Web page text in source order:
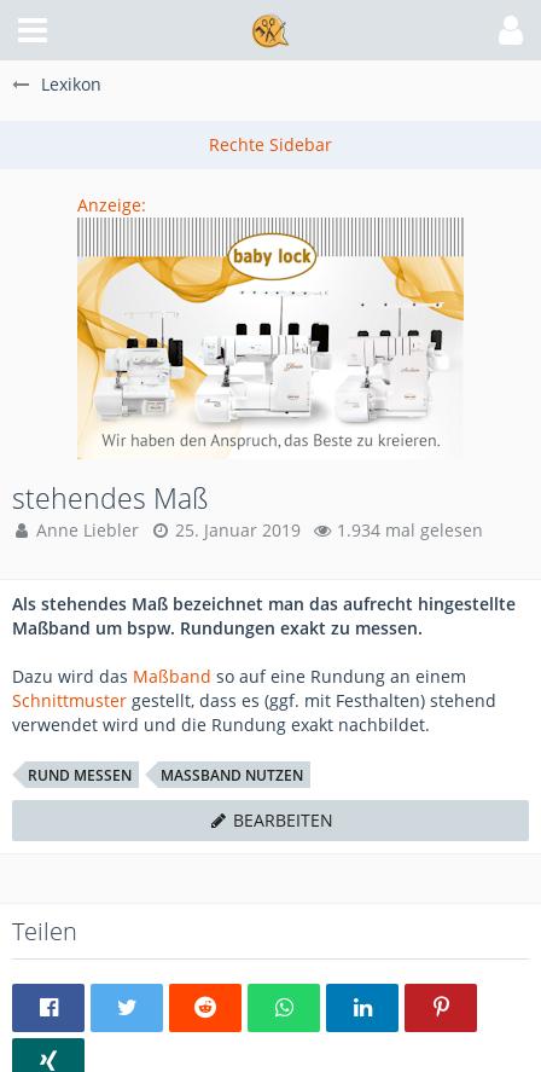
Lexikon
Anzeige:
stehendes Maß
Anne Liebler 25. Januar 2019 1.934 mal gelesen
Als stehendes Maß bezeichnet man das aufrecht hingestellte
Maßband um bspw. Rundungen exakt zu messen.
Dazu wird das Maßband so auf eine Rundung an einem
Schnittmuster gestellt, dass es (ggf. mit Festhalten) stehend
verwendet wird und die Rundung exakt nachbildet.
RUND MESSEN MASSBAND NUTZEN
BEARBEITEN
Teilen